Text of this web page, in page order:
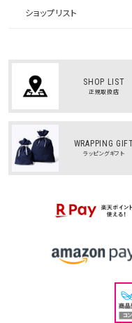
ショップリスト
SHOP LIST
正規取扱店
WRAPPING
ラッピングギフト